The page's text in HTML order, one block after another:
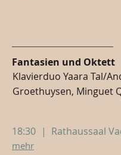
Fantasien und Oktett
Klavierduo Yaara Tal/
Groethuysen, Minguet
18:30 | Rathaussaal
mehr